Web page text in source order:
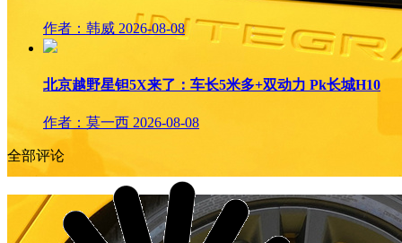
作者：韩威 2026-08-08
北京越野星钽5X来了：车长5米多+双动力 Pk长城H10
作者：莫一西 2026-08-08
全部评论